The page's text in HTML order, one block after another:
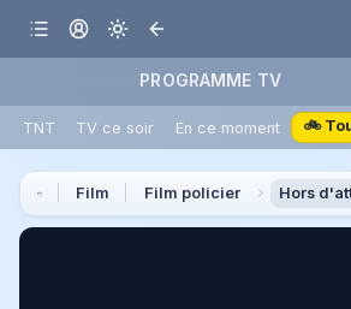
PROGRAMME TV
TNT TV ce soir En ce moment 🚲
Film Film policier Hors